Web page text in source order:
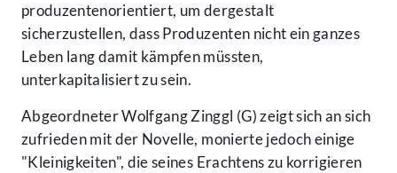
produzentenorientiert, um dergestalt
sicherzustellen, dass Produzenten nicht ein ganzes
Leben lang damit kämpfen müssten,
unterkapitalisiert zu sein.
Abgeordneter Wolfgang Zinggl (G) zeigt sich an sich
zufrieden mit der Novelle, monierte jedoch einige
"Kleinigkeiten", die seines Erachtens zu korrigieren